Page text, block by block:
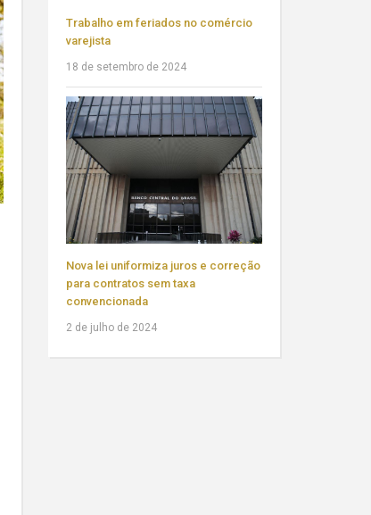
Trabalho em feriados no comércio
varejista
18 de setembro de 2024
Nova lei uniformiza juros e correção
para contratos sem taxa
convencionada
2 de julho de 2024